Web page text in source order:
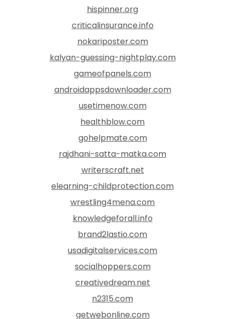
hispinner.org
criticalinsurance.info
nokariposter.com
kalyan-guessing-nightplay.com
gameofpanels.com
androidappsdownloader.com
usetimenow.com
healthblow.com
gohelpmate.com
rajdhani-satta-matka.com
writerscraft.net
elearning-childprotection.com
wrestling4mena.com
knowledgeforall.info
brand2lastio.com
usadigitalservices.com
socialhoppers.com
creativedream.net
n2315.com
getwebonline.com